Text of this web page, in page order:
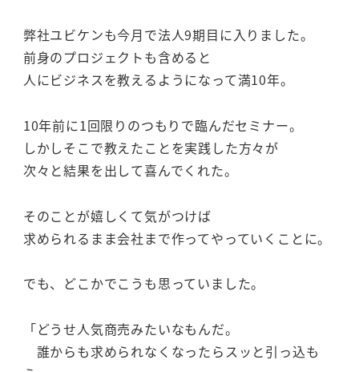
弊社ユビケンも今月で法人9期目に入りました。
前身のプロジェクトも含めると
人にビジネスを教えるようになって満10年。
10年前に1回限りのつもりで臨んだセミナー。
しかしそこで教えたことを実践した方々が
次々と結果を出して喜んでくれた。
そのことが嬉しくて気がつけば
求められるまま会社まで作ってやっていくことに。
でも、どこかでこうも思っていました。
「どうせ人気商売みたいなもんだ。
誰からも求められなくなったらスッと引っ込も